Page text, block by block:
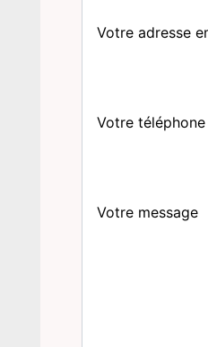
Votre adresse
Votre téléphone
Votre message